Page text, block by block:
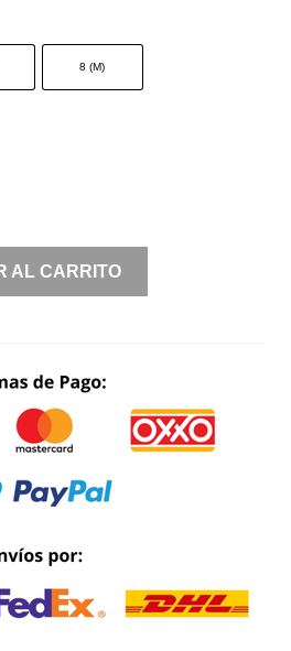
8 (M)
AL CARRITO